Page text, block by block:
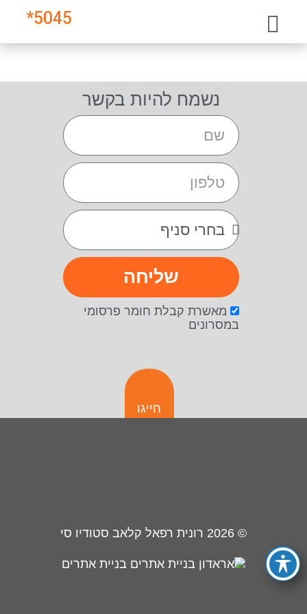
5045
*
נשמח להיות בקשר
מאשרת קבלת חומר פרסומי
במסרונים
שליחה
חייגו
© 2026 רונית רפאל קלאב סטודיו סי
בניית אתרים